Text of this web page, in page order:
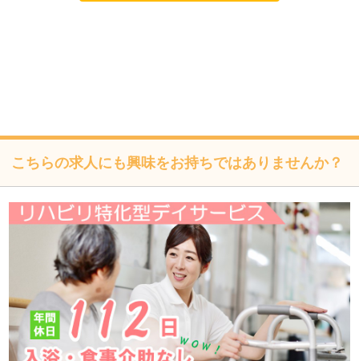
個人情報の取扱いについて
株式会社フォーテック（以下「当社」といいます）は、当プ
ライバシーポリシーを掲示し、当プライバシーポリシーに準
拠して提供されるサービス（以下「本サービス」といいま
す）の利用企業・団体等（以下「利用企業等」といいます）
および本サービスをご利用になる方（以下「ユーザー」とい
います）のプライバシーを尊重し、ユーザーの個人情報の管
こちらの求人にも興味をお持ちではありませんか？